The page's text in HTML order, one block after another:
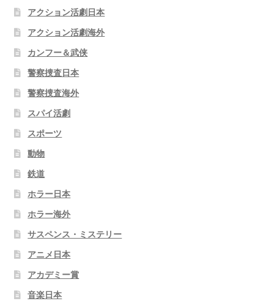
アクション活劇日本
アクション活劇海外
カンフー＆武侠
警察捜査日本
警察捜査海外
スパイ活劇
スポーツ
動物
鉄道
ホラー日本
ホラー海外
サスペンス・ミステリー
アニメ日本
アカデミー賞
音楽日本